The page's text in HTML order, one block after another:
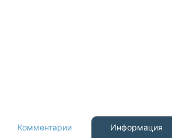
Комментарии Информация